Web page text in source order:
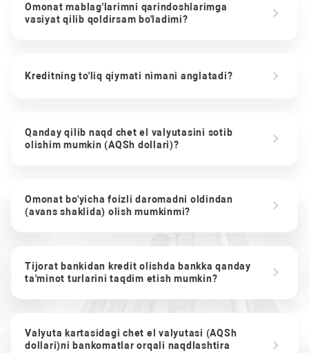
Omonat mablag'larimni qarindoshlarimga
vasiyat qilib qoldirsam bo'ladimi?
Kreditning to'liq qiymati nimani anglatadi?
Qanday qilib naqd chet el valyutasini sotib
olishim mumkin (AQSh dollari)?
Omonat bo'yicha foizli daromadni oldindan
(avans shaklida) olish mumkinmi?
Tijorat bankidan kredit olishda bankka qanday
ta'minot turlarini taqdim etish mumkin?
Valyuta kartasidagi chet el valyutasi (AQSh
dollari)ni bankomatlar orqali naqdlashtira